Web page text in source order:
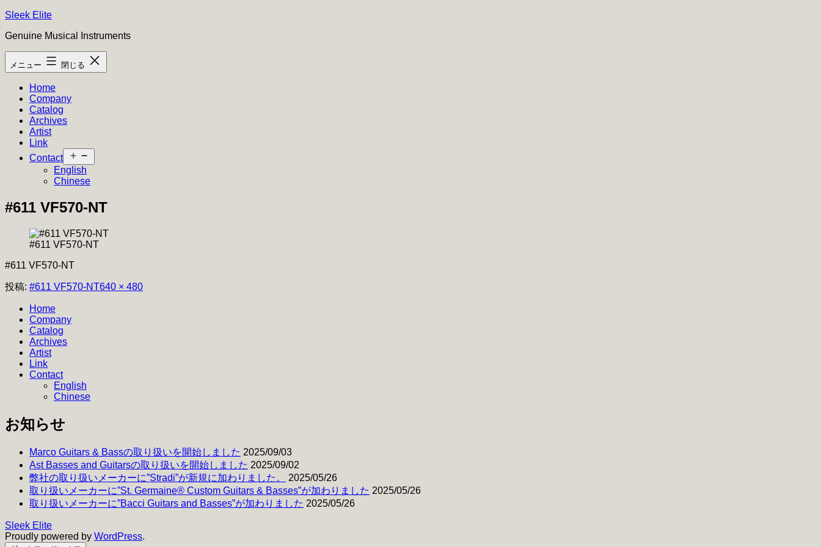
コ
テ
ン
ツ
Sleek Elite
Genuine Musical Instruments
メニュー 閉じる
Home
Company
Catalog
Archives
Artist
Link
Contact
ニ
ー
開
English
Chinese
#611 VF570-NT
#611 VF570-NT
#611 VF570-NT
投稿: #611 VF570-NTフ
640 × 480
Home
Company
Catalog
Archives
Artist
Link
Contact
English
Chinese
お知らせ
Marco Guitars & Bassの取り扱いを開始しました 2025/09/03
Ast Basses and Guitarsの取り扱いを開始しました 2025/09/02
弊社の取り扱いメーカーに”Stradi”が新規に加わりました。
2025/05/26
取り扱いメーカーに”St. Germaine® Custom Guitars & Basses”が加わりました 2025/05/26
取り扱いメーカーに”Bacci Guitars and Basses”が加わりました 2025/05/26
Sleek Elite
Proudly powered by WordPress.